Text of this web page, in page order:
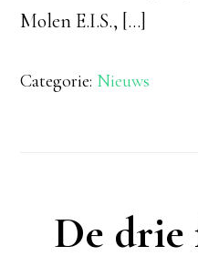
Molen E.I.S., […]
Categorie: Nieuws
De drie